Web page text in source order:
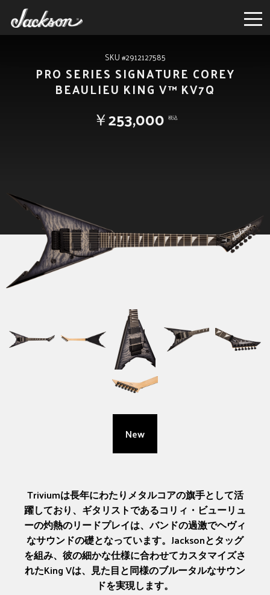
SKU #2912127585
PRO SERIES SIGNATURE COREY
BEAULIEU KING V™ KV7Q
￥253,000 税込
New
Triviumは長年にわたりメタルコアの旗手として活
躍しており、ギタリストであるコリィ・ビューリュ
ーの灼熱のリードプレイは、バンドの過激でヘヴィ
なサウンドの礎となっています。Jacksonとタッグ
を組み、彼の細かな仕様に合わせてカスタマイズさ
れたKing Vは、見た目と同様のブルータルなサウン
ドを実現します。